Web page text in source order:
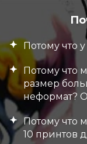
Потому что
Потому что
размер
неформат?
Потому что
10 принтов